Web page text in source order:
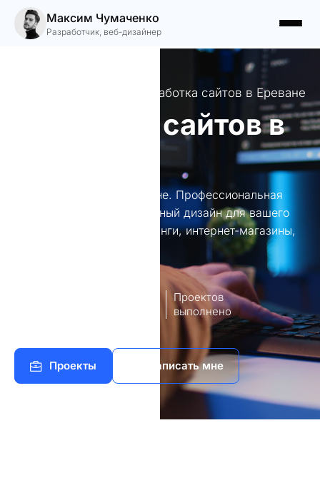
Максим Чумаченко
Разработчик, веб-дизайнер
Профессиональная разработка сайтов в Ереване
Создание сайтов в
Создание сайтов в Ереване. Профессиональная
веб-разработка и уникальный дизайн для вашего
бизнеса в Ереване. Лендинги, интернет-магазины,
Проектов
выполнено
Проекты Написать мне